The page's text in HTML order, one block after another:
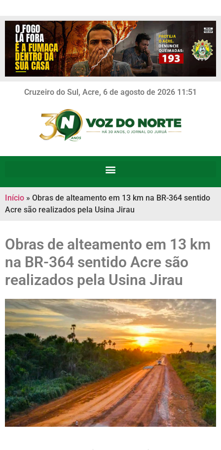
Cruzeiro do Sul, Acre, 6 de agosto de 2026 11:51
Início » Obras de alteamento em 13 km na BR-364 sentido
Acre são realizados pela Usina Jirau
Obras de alteamento em 13 km
na BR-364 sentido Acre são
realizados pela Usina Jirau